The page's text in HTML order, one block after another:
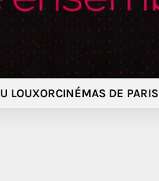
LOUXORCINÉMAS DE PARIS